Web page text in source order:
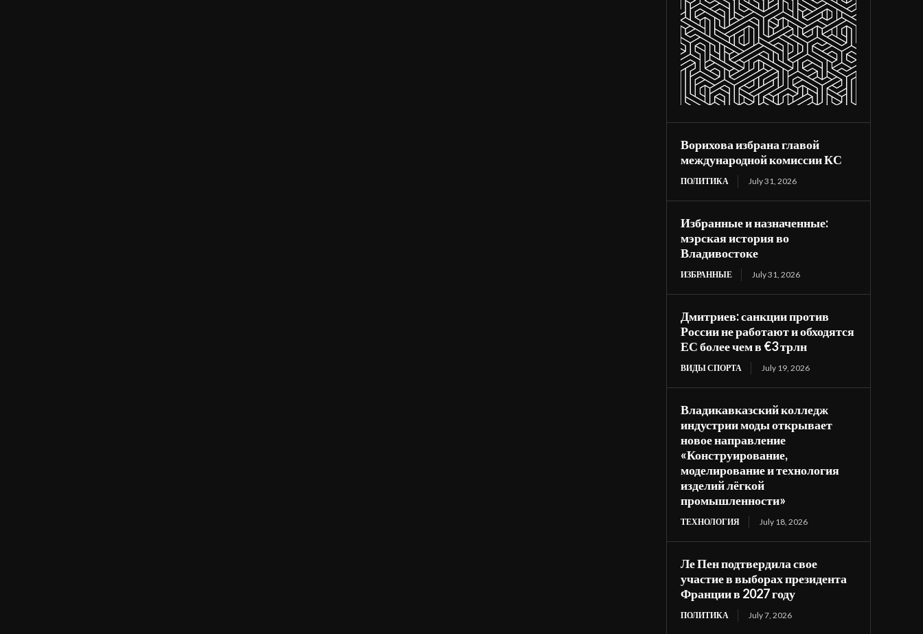
Ворихова избрана главой
международной комиссии КС
ПОЛИТИКА July 31, 2026
Избранные и назначенные:
мэрская история во
Владивостоке
ИЗБРАННЫЕ July 31, 2026
Дмитриев: санкции против
России не работают и обходятся
ЕС более чем в €3 трлн
ВИДЫ СПОРТА July 19, 2026
Владикавказский колледж
индустрии моды открывает
новое направление
«Конструирование,
моделирование и технология
изделий лёгкой
промышленности»
ТЕХНОЛОГИЯ July 18, 2026
Ле Пен подтвердила свое
участие в выборах президента
Франции в 2027 году
ПОЛИТИКА July 7, 2026